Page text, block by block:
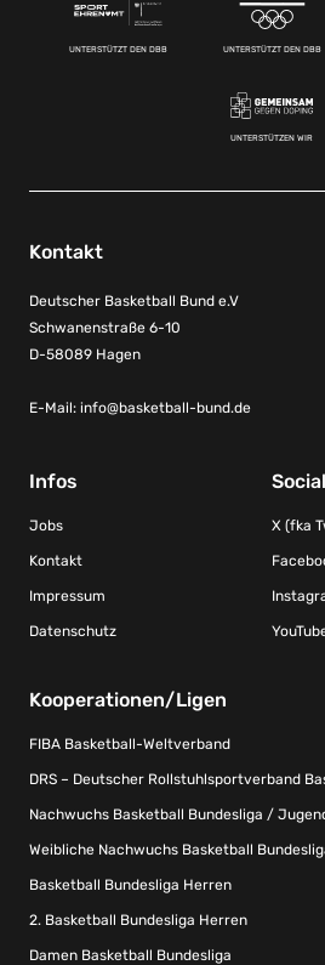
UNTERSTÜTZT DEN DBB UNTERSTÜTZT DEN DBB
UNTERSTÜTZEN WIR
Kontakt
Deutscher Basketball Bund e.V
Schwanenstraße 6-10
D-58089 Hagen
E-Mail: info@basketball-bund.de
Infos
Jobs
Kontakt
Impressum
Datenschutz
X (fka
Kooperationen/Ligen
FIBA Basketball-Weltverband
DRS – Deutscher Rollstuhlsportverband
Nachwuchs Basketball Bundesliga /
Weibliche Nachwuchs Basketball
Basketball Bundesliga Herren
2. Basketball Bundesliga Herren
Damen Basketball Bundesliga